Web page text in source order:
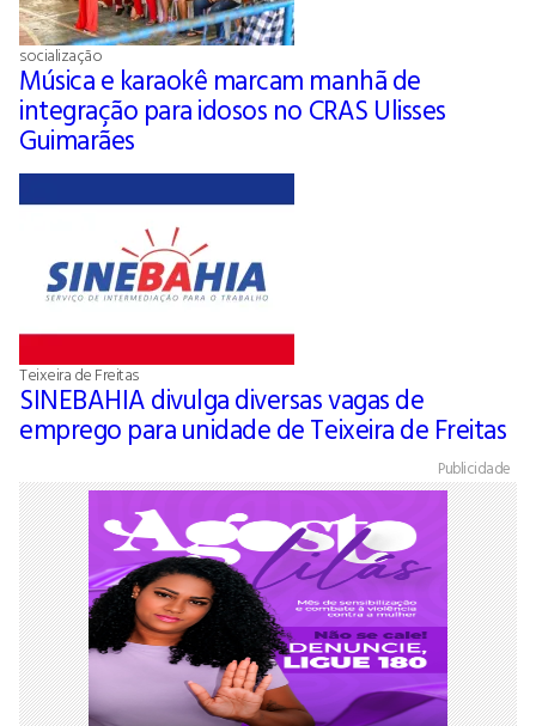
socialização
Música e karaokê marcam manhã de
integração para idosos no CRAS Ulisses
Guimarães
Teixeira de Freitas
SINEBAHIA divulga diversas vagas de
emprego para unidade de Teixeira de Freitas
Publicidade